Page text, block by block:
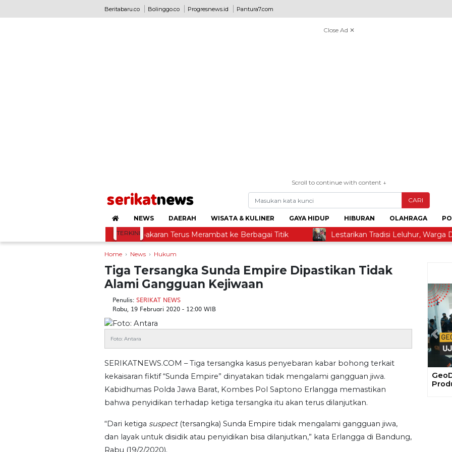
Beritabaru.co Bolinggo.co Progresnews.id Pantura7.com
Close Ad ✕
Scroll to continue with content ↓
CARI
NEWS DAERAH WISATA & KULINER GAYA HIDUP HIBURAN OLAHRAGA
TERKINI
Wisata Bromo Ditutup Total! Kebakaran Terus Merambat ke Berbagai Titik Lestarikan Tradisi Leluhur, Warga
Home News Hukum
Tiga Tersangka Sunda Empire Dipastikan Tidak
Alami Gangguan Kejiwaan
Penulis: SERIKAT NEWS
Rabu, 19 Februari 2020 - 12:00 WIB
Foto: Antara
SERIKATNEWS.COM – Tiga tersangka kasus penyebaran kabar bohong terkait
kekaisaran fiktif “Sunda Empire” dinyatakan tidak mengalami gangguan jiwa.
Kabidhumas Polda Jawa Barat, Kombes Pol Saptono Erlangga memastikan
bahwa penyidikan terhadap ketiga tersangka itu akan terus dilanjutkan.
“Dari ketiga suspect(tersangka) Sunda Empire tidak mengalami gangguan jiwa,
dan layak untuk disidik atau penyidikan bisa dilanjutkan,” kata Erlangga di Bandung,
Rabu (19/2/2020).
Ajak